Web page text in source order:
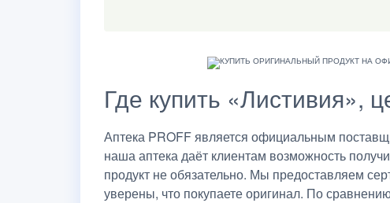
Где купить «Листивия»,
Аптека PROFF является официальным
наша аптека даёт клиентам возможность
продукт не обязательно. Мы предоставляем
уверены, что покупаете оригинал. По